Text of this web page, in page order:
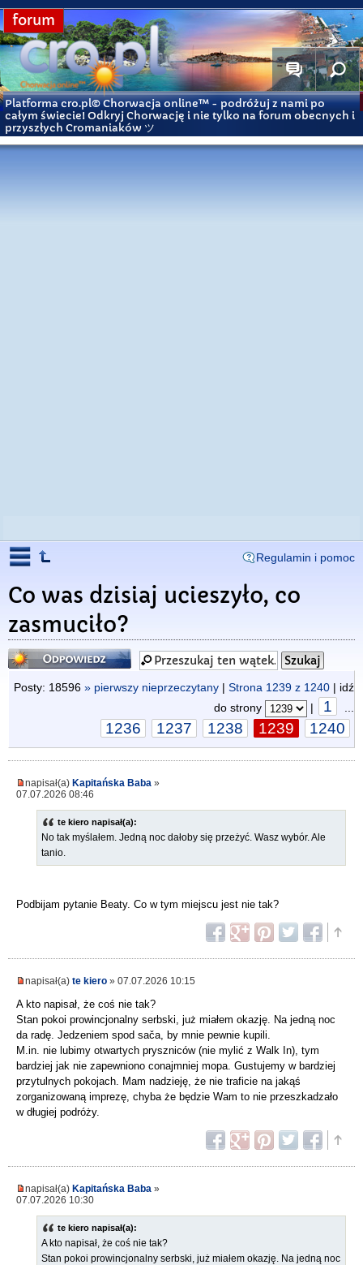
forum
Platforma cro.pl© Chorwacja online™ - podróżuj z nami po
całym świecie! Odkryj Chorwację i nie tylko na forum obecnych i
przyszłych Cromaniaków ツ
Regulamin i pomoc
Co was dzisiaj ucieszyło, co
zasmuciło?
Odpowiedz
Posty: 18596 » pierwszy nieprzeczytany | Strona 1239 z 1240 | idź
do strony
| 1
1236 1237 1238 1239 1240
napisał(a) Kapitańska Baba »
07.07.2026 08:46
te kiero napisał(a):
No tak myślałem. Jedną noc dałoby się przeżyć. Wasz wybór. Ale
tanio.
Podbijam pytanie Beaty. Co w tym miejscu jest nie tak?
napisał(a) te kiero » 07.07.2026 10:15
A kto napisał, że coś nie tak?
Stan pokoi prowincjonalny serbski, już miałem okazję. Na jedną noc
da radę. Jedzeniem spod sača, by mnie pewnie kupili.
M.in. nie lubimy otwartych pryszniców (nie mylić z Walk In), tym
bardziej jak nie zapewniono conajmniej mopa. Gustujemy w bardziej
przytulnych pokojach. Mam nadzieję, że nie traficie na jakąś
zorganizowaną imprezę, chyba że będzie Wam to nie przeszkadzało
w długiej podróży.
napisał(a) Kapitańska Baba »
07.07.2026 10:30
te kiero napisał(a):
A kto napisał, że coś nie tak?
Stan pokoi prowincjonalny serbski, już miałem okazję. Na jedną noc